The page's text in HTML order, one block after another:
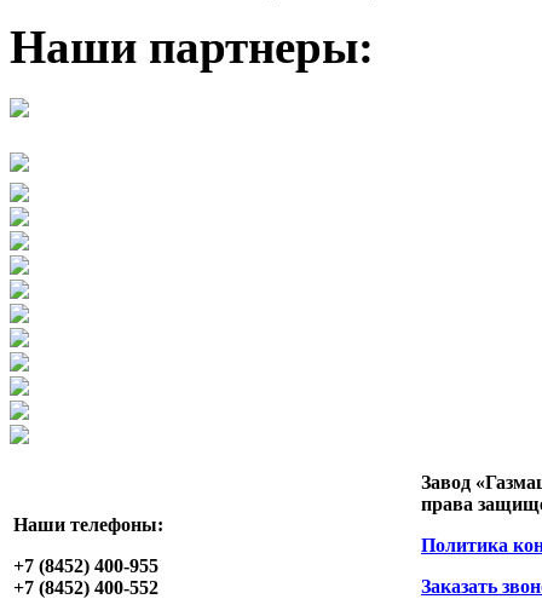
Наши партнеры:
Наши телефоны:
+7 (8452) 400-955
+7 (8452) 400-552
Завод
права
Политика
Заказать